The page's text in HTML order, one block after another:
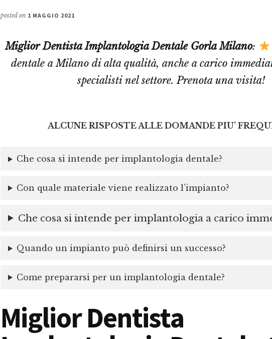
posted on 1 MAGGIO 2021
Miglior Dentista Implantologia Dentale Gorla Milano:
dentale a Milano di alta qualità, anche a carico
specialisti nel settore. Prenota una visita!
ALCUNE RISPOSTE ALLE DOMANDE PIU’
Che cosa si intende per implantologia dentale?
Con quale materiale viene realizzato l’impianto?
Che cosa si intende per implantologia a carico
Quando un impianto può definirsi un successo?
Come prepararsi per un implantologia dentale?
Miglior Dentista